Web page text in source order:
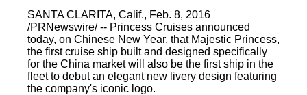
SANTA CLARITA, Calif., Feb. 8, 2016
/PRNewswire/ -- Princess Cruises announced
today, on Chinese New Year, that Majestic Princess,
the first cruise ship built and designed specifically
for the China market will also be the first ship in the
fleet to debut an elegant new livery design featuring
the company's iconic logo.